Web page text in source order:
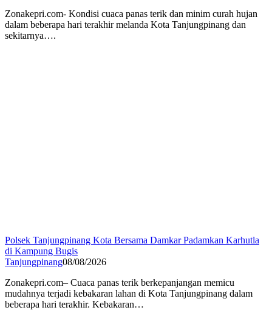
Zonakepri.com- Kondisi cuaca panas terik dan minim curah hujan
dalam beberapa hari terakhir melanda Kota Tanjungpinang dan
sekitarnya….
Polsek Tanjungpinang Kota Bersama Damkar Padamkan Karhutla
di Kampung Bugis
Tanjungpinang08/08/2026
Zonakepri.com– Cuaca panas terik berkepanjangan memicu
mudahnya terjadi kebakaran lahan di Kota Tanjungpinang dalam
beberapa hari terakhir. Kebakaran…